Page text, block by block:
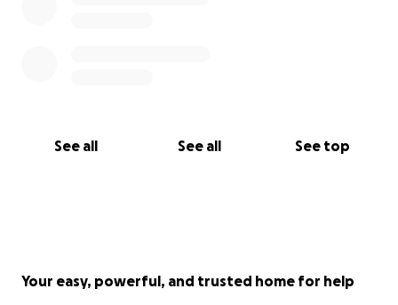
See all See all See top
Your easy, powerful, and trusted home for help